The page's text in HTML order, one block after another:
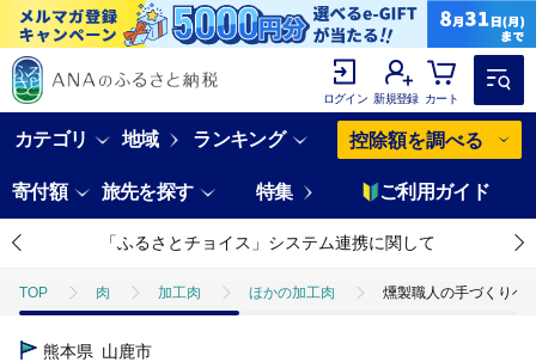
ログイン 新規登録 カート
カテゴリ 地域 ランキング 控除額を調べる
寄付額 旅先を探す 特集 ご利用ガイド
「ふるさとチョイス」システム連携に関して
TOP 肉 加工肉 ほかの加工肉 燻製職人の手づくりベ
熊本県 山鹿市